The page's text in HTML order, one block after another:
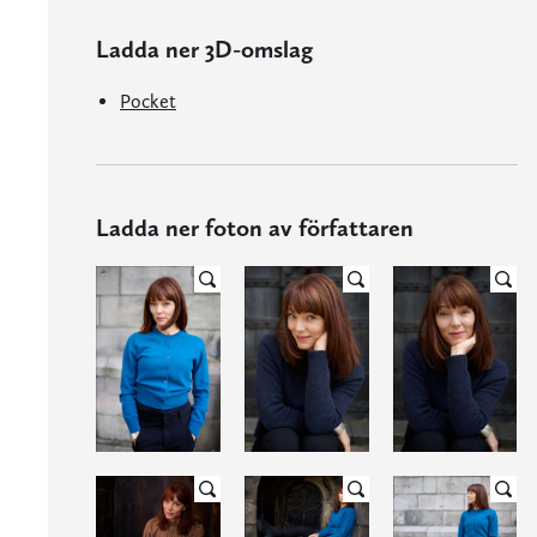
Ladda ner 3D-omslag
Pocket
Ladda ner foton av författaren